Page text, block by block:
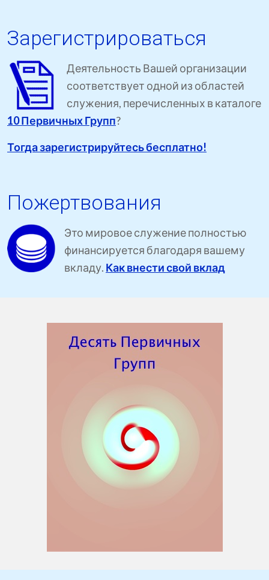
Зарегистрироваться
Деятельность Вашей организации
соответствует одной из областей
служения, перечисленных в каталоге
10 Первичных Групп?
Тогда зарегистрируйтесь бесплатно!
Пожертвования
Это мировое служение полностью
финансируется благодаря вашему
вкладу. Как внести свой вклад